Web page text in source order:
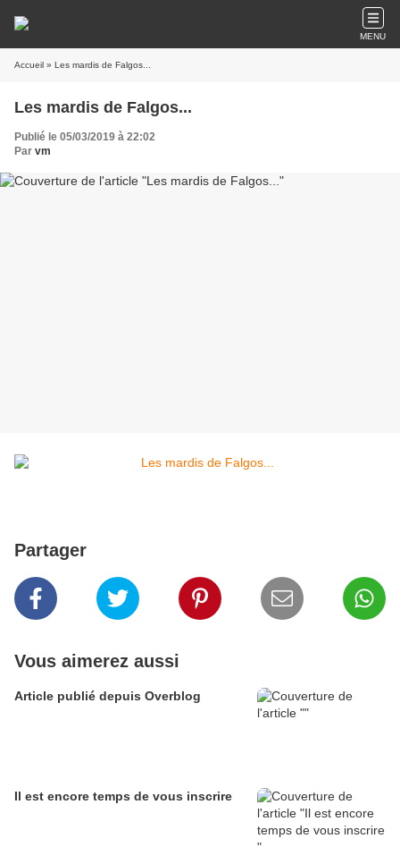
MENU
Accueil » Les mardis de Falgos...
Les mardis de Falgos...
Publié le 05/03/2019 à 22:02
Par vm
Partager
Vous aimerez aussi
Article publié depuis Overblog
Il est encore temps de vous inscrire